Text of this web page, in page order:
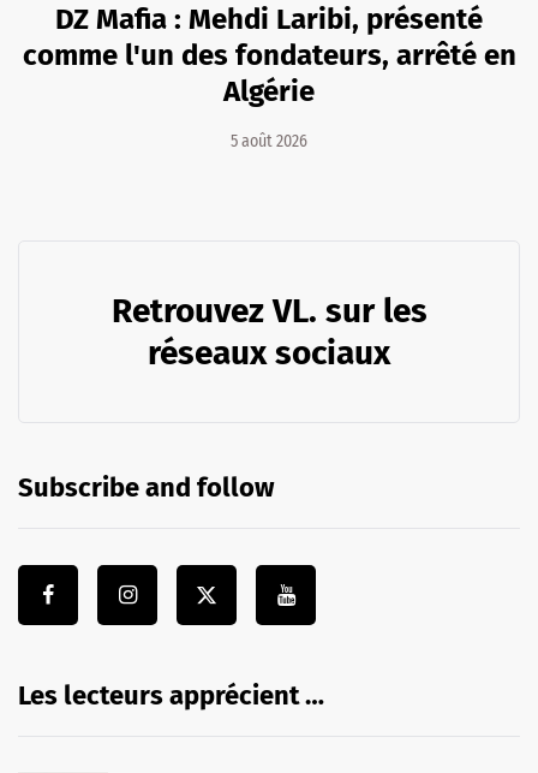
DZ Mafia : Mehdi Laribi, présenté
comme l'un des fondateurs, arrêté en
Algérie
5 août 2026
Retrouvez VL. sur les
réseaux sociaux
Subscribe and follow
Les lecteurs apprécient …